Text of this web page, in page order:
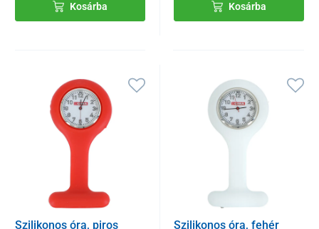
Kosárba Kosárba
Szilikonos óra, piros Szilikonos óra, fehér